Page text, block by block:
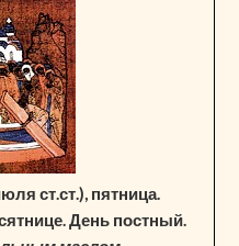
ст.ст.), пятница.
День постный.